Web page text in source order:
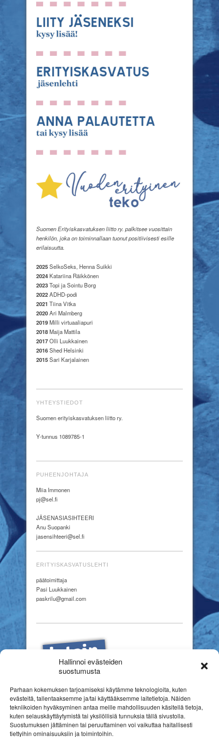
Hallinnoi evästeiden
suostumusta
Parhaan kokemuksen tarjoamiseksi käytämme teknologioita, kuten
evästeitä, tallentaaksemme ja/tai käyttääksemme laitetietoja. Näiden
tekniikoiden hyväksyminen antaa meille mahdollisuuden käsitellä tietoja,
kuten selauskäyttäytymistä tai yksilöllisiä tunnuksia tällä sivustolla.
Suostumuksen jättäminen tai peruuttaminen voi vaikuttaa haitallisesti
tiettyihin ominaisuuksiin ja toimintoihin.
Suomen Erityiskasvatuksen liitto ry. palkitsee vuosittain
henkilön, joka on toiminnallaan tuonut positiivisesti esille
erilaisuutta.
2025SelkoSeks, Henna Suikki
2024 Katariina Räikkönen
2023Topi ja Sointu Borg
2022ADHD-podi
2021 Tiina Vitka
2020Ari Malmberg
2019Milli virtuaaliapuri
2018Maija Mattila
2017Olli Luukkainen
2016Shed Helsinki
2015Sari Karjalainen
YHTEYSTIEDOT
Suomen erityiskasvatuksen liitto ry.
Y-tunnus 1089785-1
PUHEENJOHTAJA
Miia Immonen
pj@sel.fi
JÄSENASIASIHTEERI
Anu Suopanki
jasensihteeri@sel.fi
ERITYISKASVATUSLEHTI
päätoimittaja
Pasi Luukkainen
paskrilu@gmail.com